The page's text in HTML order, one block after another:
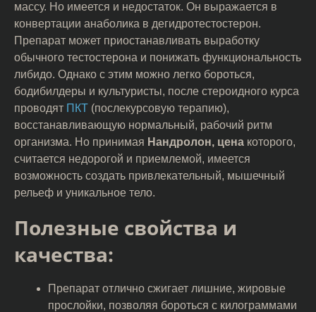
массу. Но имеется и недостаток. Он выражается в
конвертации анаболика в дегидротестостерон.
Препарат может приостанавливать выработку
обычного тестостерона и понижать функциональность
либидо. Однако с этим можно легко бороться,
бодибилдеры и культуристы, после стероидного курса
проводят ПКТ (послекурсовую терапию),
восстанавливающую нормальный, рабочий ритм
организма. Но принимая Нандролон, цена которого,
считается недорогой и приемлемой, имеется
возможность создать привлекательный, мышечный
рельеф и уникальное тело.
Полезные свойства и
качества:
Препарат отлично сжигает лишние, жировые
прослойки, позволяя бороться с килограммами